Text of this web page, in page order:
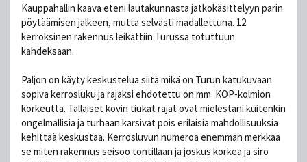
Kauppahallin kaava eteni lautakunnasta jatkokäsittelyyn parin
pöytäämisen jälkeen, mutta selvästi madallettuna. 12
kerroksinen rakennus leikattiin Turussa totuttuun
kahdeksaan.
Paljon on käyty keskustelua siitä mikä on Turun katukuvaan
sopiva kerrosluku ja rajaksi ehdotettu on mm. KOP-kolmion
korkeutta. Tällaiset kovin tiukat rajat ovat mielestäni kuitenkin
ongelmallisia ja turhaan karsivat pois erilaisia mahdollisuuksia
kehittää keskustaa. Kerrosluvun numeroa enemmän merkkaa
se miten rakennus seisoo tontillaan ja joskus korkea ja siro